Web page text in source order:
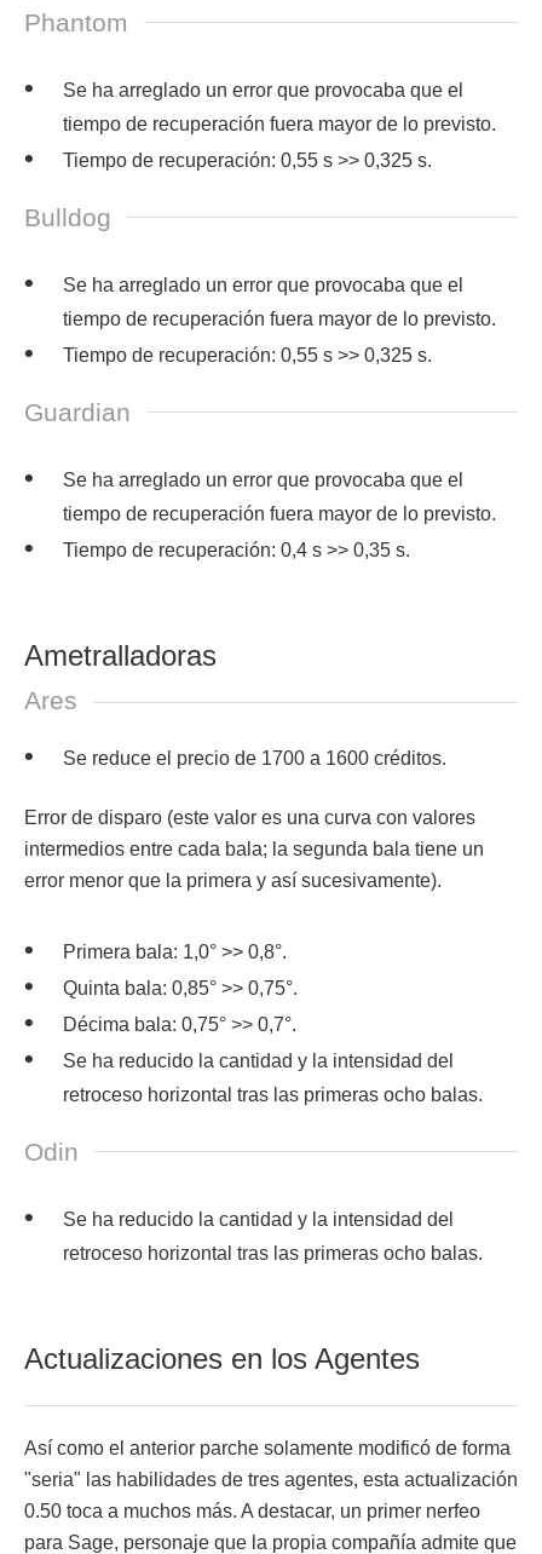
Phantom
Se ha arreglado un error que provocaba que el
tiempo de recuperación fuera mayor de lo previsto.
Tiempo de recuperación: 0,55 s >> 0,325 s.
Bulldog
Se ha arreglado un error que provocaba que el
tiempo de recuperación fuera mayor de lo previsto.
Tiempo de recuperación: 0,55 s >> 0,325 s.
Guardian
Se ha arreglado un error que provocaba que el
tiempo de recuperación fuera mayor de lo previsto.
Tiempo de recuperación: 0,4 s >> 0,35 s.
Ametralladoras
Ares
Se reduce el precio de 1700 a 1600 créditos.
Error de disparo (este valor es una curva con valores
intermedios entre cada bala; la segunda bala tiene un
error menor que la primera y así sucesivamente).
Primera bala: 1,0° >> 0,8°.
Quinta bala: 0,85° >> 0,75°.
Décima bala: 0,75° >> 0,7°.
Se ha reducido la cantidad y la intensidad del
retroceso horizontal tras las primeras ocho balas.
Odin
Se ha reducido la cantidad y la intensidad del
retroceso horizontal tras las primeras ocho balas.
Actualizaciones en los Agentes
Así como el anterior parche solamente modificó de forma
"seria" las habilidades de tres agentes, esta actualización
0.50 toca a muchos más. A destacar, un primer nerfeo
para Sage, personaje que la propia compañía admite que